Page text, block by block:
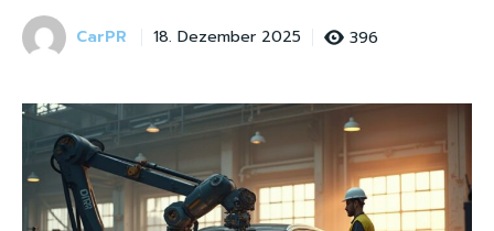
CarPR 18. Dezember 2025 396